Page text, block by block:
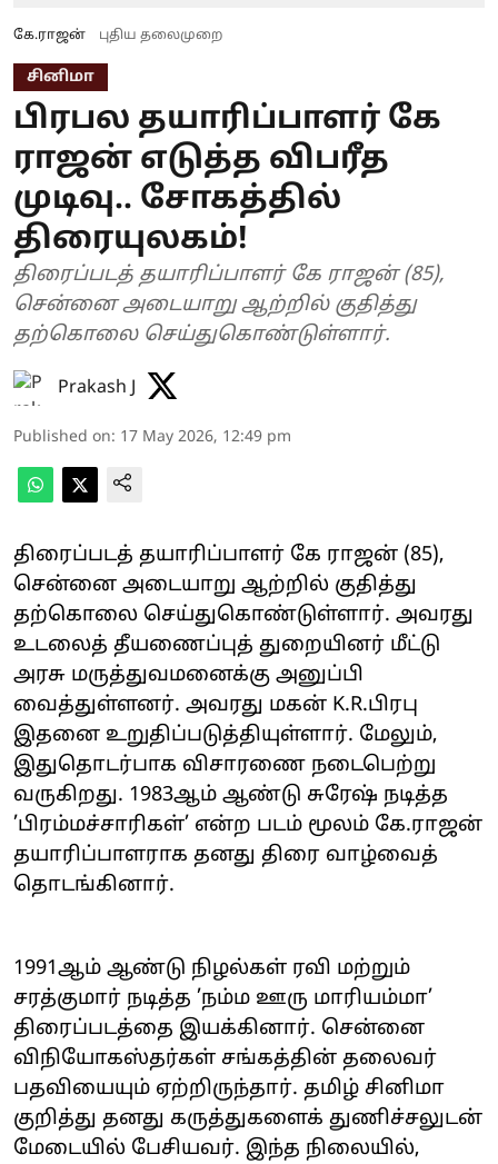
கே.ராஜன் புதிய தலைமுறை
சினிமா
பிரபல தயாரிப்பாளர் கே
ராஜன் எடுத்த விபரீத
முடிவு.. சோகத்தில்
திரையுலகம்!
திரைப்படத் தயாரிப்பாளர் கே ராஜன் (85),
சென்னை அடையாறு ஆற்றில் குதித்து
தற்கொலை செய்துகொண்டுள்ளார்.
Prakash J
Published on: 17 May 2026, 12:49 pm
திரைப்படத் தயாரிப்பாளர் கே ராஜன் (85),
சென்னை அடையாறு ஆற்றில் குதித்து
தற்கொலை செய்துகொண்டுள்ளார். அவரது
உடலைத் தீயணைப்புத் துறையினர் மீட்டு
அரசு மருத்துவமனைக்கு அனுப்பி
வைத்துள்ளனர். அவரது மகன் K.R.பிரபு
இதனை உறுதிப்படுத்தியுள்ளார். மேலும்,
இதுதொடர்பாக விசாரணை நடைபெற்று
வருகிறது. 1983ஆம் ஆண்டு சுரேஷ் நடித்த
’பிரம்மச்சாரிகள்’ என்ற படம் மூலம் கே.ராஜன்
தயாரிப்பாளராக தனது திரை வாழ்வைத்
தொடங்கினார்.
1991ஆம் ஆண்டு நிழல்கள் ரவி மற்றும்
சரத்குமார் நடித்த ’நம்ம ஊரு மாரியம்மா’
திரைப்படத்தை இயக்கினார். சென்னை
விநியோகஸ்தர்கள் சங்கத்தின் தலைவர்
பதவியையும் ஏற்றிருந்தார். தமிழ் சினிமா
குறித்து தனது கருத்துகளைக் துணிச்சலுடன்
மேடையில் பேசியவர். இந்த நிலையில்,